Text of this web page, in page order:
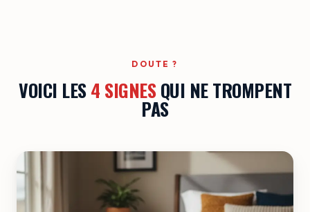
DOUTE ?
VOICI LES4 SIGNESQUI NE TROMPENT
PAS